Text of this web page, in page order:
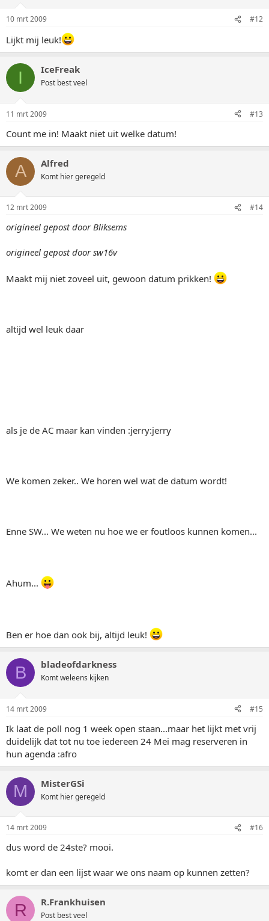
10 mrt 2009 #12
Lijkt mij leuk!
I IceFreak
Post best veel
11 mrt 2009 #13
Count me in! Maakt niet uit welke datum!
A Alfred
Komt hier geregeld
12 mrt 2009 #14
origineel gepost door Bliksems
origineel gepost door sw16v
Maakt mij niet zoveel uit, gewoon datum prikken!
altijd wel leuk daar
als je de AC maar kan vinden :jerry:jerry
We komen zeker.. We horen wel wat de datum wordt!
Enne SW... We weten nu hoe we er foutloos kunnen komen...
Ahum...
Ben er hoe dan ook bij, altijd leuk!
B bladeofdarkness
Komt weleens kijken
14 mrt 2009 #15
Ik laat de poll nog 1 week open staan...maar het lijkt met vrij
duidelijk dat tot nu toe iedereen 24 Mei mag reserveren in
hun agenda :afro
M MisterGSi
Komt hier geregeld
14 mrt 2009 #16
dus word de 24ste? mooi.
komt er dan een lijst waar we ons naam op kunnen zetten?
R R.Frankhuisen
Post best veel